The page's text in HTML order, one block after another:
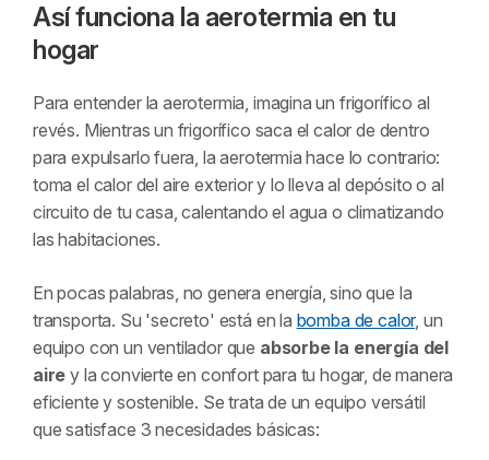
Así funciona la aerotermia en tu
hogar
Para entender la aerotermia, imagina un frigorífico al
revés. Mientras un frigorífico saca el calor de dentro
para expulsarlo fuera, la aerotermia hace lo contrario:
toma el calor del aire exterior y lo lleva al depósito o al
circuito de tu casa, calentando el agua o climatizando
las habitaciones.
En pocas palabras, no genera energía, sino que la
transporta. Su 'secreto' está en la bomba de calor, un
equipo con un ventilador que absorbe la energía del
aire y la convierte en confort para tu hogar, de manera
eficiente y sostenible. Se trata de un equipo versátil
que satisface 3 necesidades básicas: